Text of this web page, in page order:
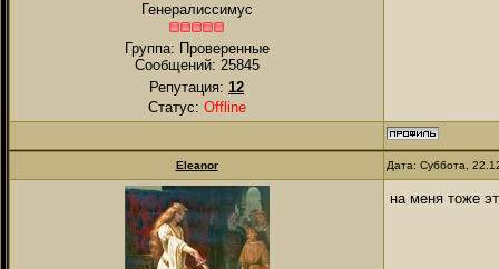
Генералиссимус
Группа: Проверенные
Сообщений: 25845
Репутация: 12
Статус: Offline
Eleanor Дата: Суббота,
на меня тоже